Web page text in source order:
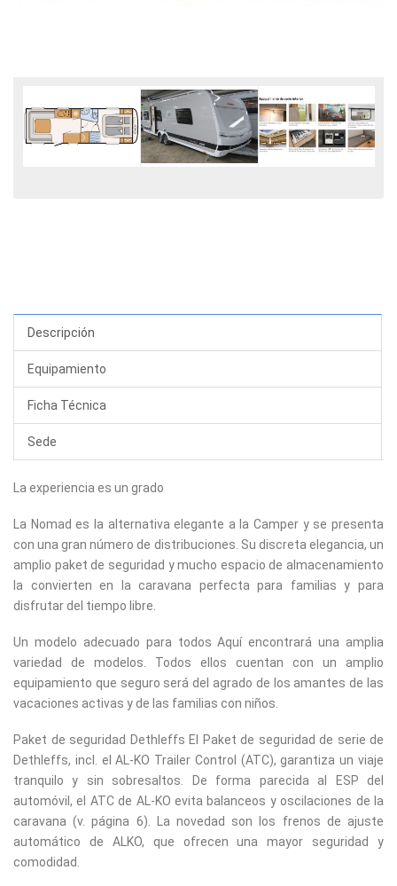
Descripción
Equipamiento
Ficha Técnica
Sede
La experiencia es un grado
La Nomad es la alternativa elegante a la Camper y se presenta
con una gran número de distribuciones. Su discreta elegancia, un
amplio paket de seguridad y mucho espacio de almacenamiento
la convierten en la caravana perfecta para familias y para
disfrutar del tiempo libre.
Un modelo adecuado para todos Aquí encontrará una amplia
variedad de modelos. Todos ellos cuentan con un amplio
equipamiento que seguro será del agrado de los amantes de las
vacaciones activas y de las familias con niños.
Paket de seguridad Dethleffs El Paket de seguridad de serie de
Dethleffs, incl. el AL-KO Trailer Control (ATC), garantiza un viaje
tranquilo y sin sobresaltos. De forma parecida al ESP del
automóvil, el ATC de AL-KO evita balanceos y oscilaciones de la
caravana (v. página 6). La novedad son los frenos de ajuste
automático de ALKO, que ofrecen una mayor seguridad y
comodidad.